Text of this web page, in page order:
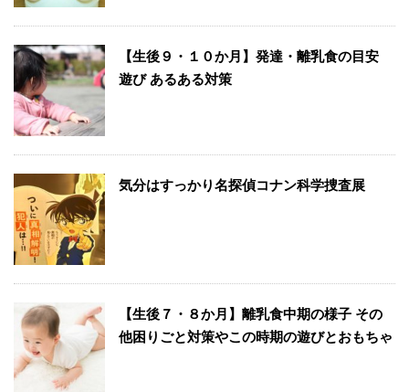
【生後９・１０か月】発達・離乳食の目安
遊び あるある対策
気分はすっかり名探偵コナン科学捜査展
【生後７・８か月】離乳食中期の様子 その
他困りごと対策やこの時期の遊びとおもちゃ